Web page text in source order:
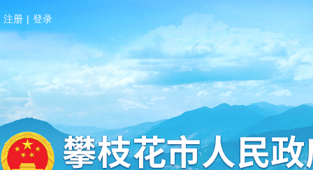
注册 | 登录